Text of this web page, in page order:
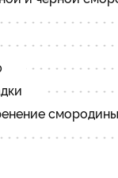
смородины